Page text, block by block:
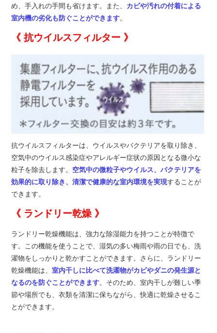
め、手入れの手間も省けます。また、 カビや汚れの付着による
室内機の劣化も防ぐことができます。
《 抗ウイルスフィルター 》
抗ウイルスフィルターは、ウイルスやバクテリアを取り除き、
空気中のウイルス感染症やアレルギー症状の原因となる微小な
粒子を除去します。 空気中の微粒子やウイルス、バクテリアを
効果的に取り除き、清潔で健康的な室内環境を実現することが
できます。
《 ランドリー乾燥 》
ランドリー乾燥機能は、強力な除湿能力を持つことが特徴で
す。この機能を使うことで、湿気の多い梅雨や雨の日でも、洗
濯物をしっかりと乾かすことができます。さらに、ランドリー
乾燥機能は、室内干しに比べて洗濯物がカビやダニの発生源と
なるのを防ぐことができます。そのため、室内干しが難しい季
節や場所でも、衣類を清潔に保ちながら、快適に乾燥させるこ
とができます。